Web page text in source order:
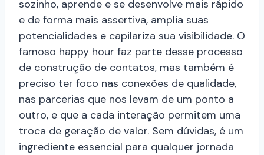
sozinho, aprende e se desenvolve mais rápido
e de forma mais assertiva, amplia suas
potencialidades e capilariza sua visibilidade. O
famoso happy hour faz parte desse processo
de construção de contatos, mas também é
preciso ter foco nas conexões de qualidade,
nas parcerias que nos levam de um ponto a
outro, e que a cada interação permitem uma
troca de geração de valor. Sem dúvidas, é um
ingrediente essencial para qualquer jornada